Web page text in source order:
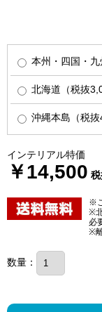
本州・四国・九
北海道（税抜
沖縄本島（税抜
インテリアル特価
￥14,500 税
※
※
必
※
数量：